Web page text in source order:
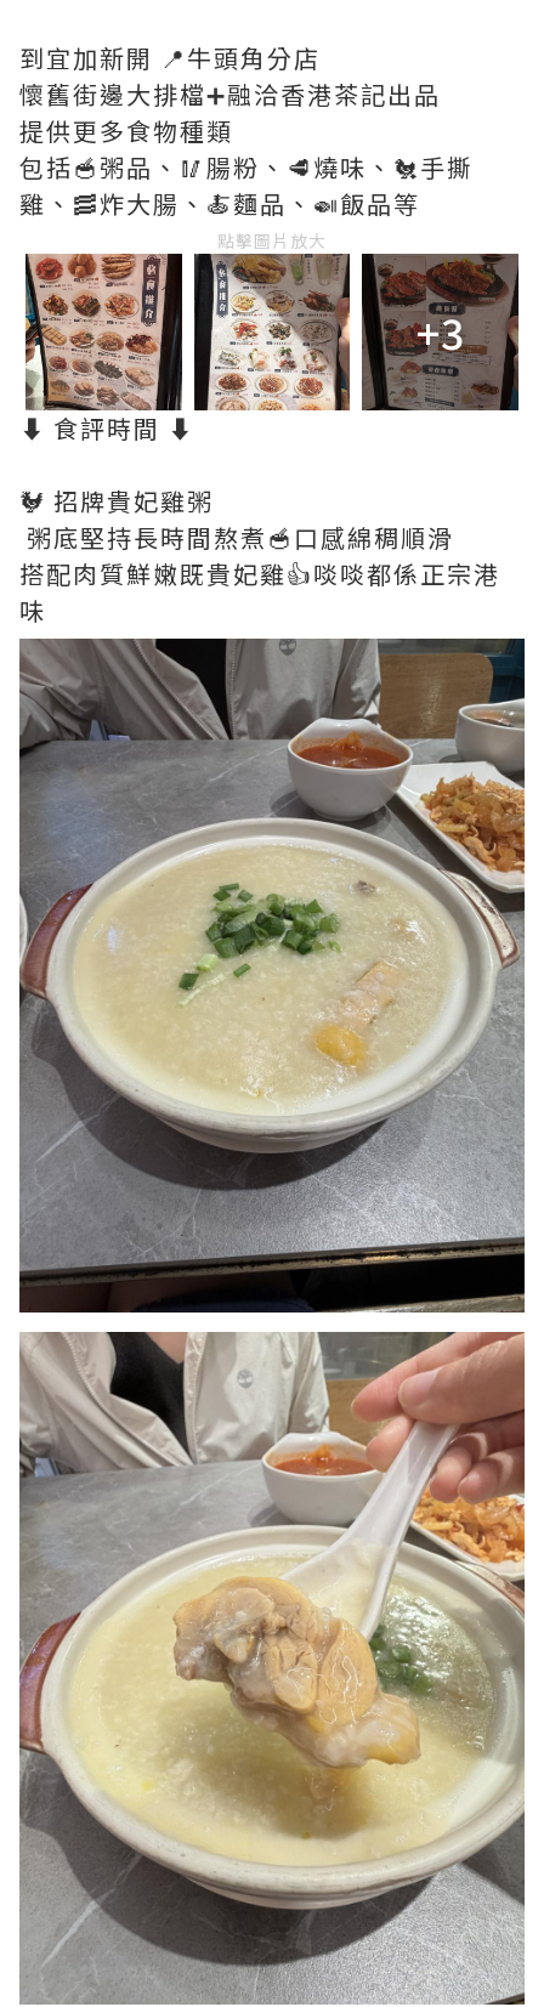
到宜加新開 📍牛頭角分店
懷舊街邊大排檔➕融洽香港茶記出品
提供更多食物種類
包括🥣粥品、🥢腸粉、🥩燒味、🐔手撕
雞、🥓炸大腸、🍝麵品、🍛飯品等
點擊圖片放大
+3
⬇️ 食評時間 ⬇️
🐓 招牌貴妃雞粥
粥底堅持長時間熬煮🥣口感綿稠順滑
搭配肉質鮮嫩既貴妃雞👍啖啖都係正宗港
味